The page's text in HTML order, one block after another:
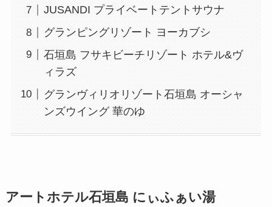
JUSANDI プライベートテントサウナ
グランピングリゾート ヨーカブシ
石垣島 フサキビーチリゾート ホテル&ヴ
ィラズ
グランヴィリオリゾート石垣島 オーシャ
ンズウイング 華のゆ
アートホテル石垣島 にぃふぁい湯